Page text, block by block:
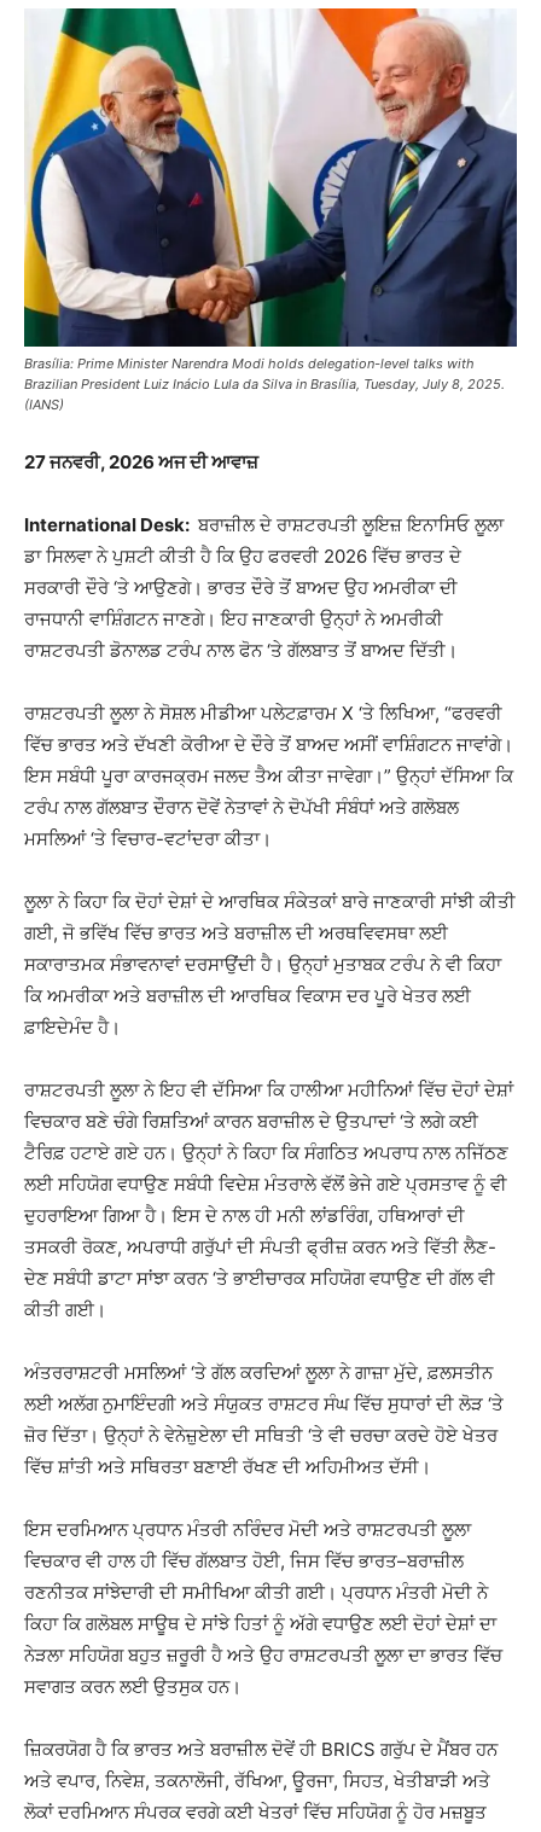
Brasília: Prime Minister Narendra Modi holds delegation-level talks with
Brazilian President Luiz Inácio Lula da Silva in Brasília, Tuesday, July 8, 2025.
(IANS)
27 ਜਨਵਰੀ, 2026 ਅਜ ਦੀ ਆਵਾਜ਼
International Desk: ਬਰਾਜ਼ੀਲ ਦੇ ਰਾਸ਼ਟਰਪਤੀ ਲੂਇਜ਼ ਇਨਾਸਿਓ ਲੂਲਾ
ਡਾ ਸਿਲਵਾ ਨੇ ਪੁਸ਼ਟੀ ਕੀਤੀ ਹੈ ਕਿ ਉਹ ਫਰਵਰੀ 2026 ਵਿੱਚ ਭਾਰਤ ਦੇ
ਸਰਕਾਰੀ ਦੌਰੇ ‘ਤੇ ਆਉਣਗੇ। ਭਾਰਤ ਦੌਰੇ ਤੋਂ ਬਾਅਦ ਉਹ ਅਮਰੀਕਾ ਦੀ
ਰਾਜਧਾਨੀ ਵਾਸ਼ਿੰਗਟਨ ਜਾਣਗੇ। ਇਹ ਜਾਣਕਾਰੀ ਉਨ੍ਹਾਂ ਨੇ ਅਮਰੀਕੀ
ਰਾਸ਼ਟਰਪਤੀ ਡੋਨਾਲਡ ਟਰੰਪ ਨਾਲ ਫੋਨ ‘ਤੇ ਗੱਲਬਾਤ ਤੋਂ ਬਾਅਦ ਦਿੱਤੀ।
ਰਾਸ਼ਟਰਪਤੀ ਲੂਲਾ ਨੇ ਸੋਸ਼ਲ ਮੀਡੀਆ ਪਲੇਟਫ਼ਾਰਮ X ‘ਤੇ ਲਿਖਿਆ, “ਫਰਵਰੀ
ਵਿੱਚ ਭਾਰਤ ਅਤੇ ਦੱਖਣੀ ਕੋਰੀਆ ਦੇ ਦੌਰੇ ਤੋਂ ਬਾਅਦ ਅਸੀਂ ਵਾਸ਼ਿੰਗਟਨ ਜਾਵਾਂਗੇ।
ਇਸ ਸਬੰਧੀ ਪੂਰਾ ਕਾਰਜਕ੍ਰਮ ਜਲਦ ਤੈਅ ਕੀਤਾ ਜਾਵੇਗਾ।” ਉਨ੍ਹਾਂ ਦੱਸਿਆ ਕਿ
ਟਰੰਪ ਨਾਲ ਗੱਲਬਾਤ ਦੌਰਾਨ ਦੋਵੇਂ ਨੇਤਾਵਾਂ ਨੇ ਦੋਪੱਖੀ ਸੰਬੰਧਾਂ ਅਤੇ ਗਲੋਬਲ
ਮਸਲਿਆਂ ‘ਤੇ ਵਿਚਾਰ-ਵਟਾਂਦਰਾ ਕੀਤਾ।
ਲੂਲਾ ਨੇ ਕਿਹਾ ਕਿ ਦੋਹਾਂ ਦੇਸ਼ਾਂ ਦੇ ਆਰਥਿਕ ਸੰਕੇਤਕਾਂ ਬਾਰੇ ਜਾਣਕਾਰੀ ਸਾਂਝੀ ਕੀਤੀ
ਗਈ, ਜੋ ਭਵਿੱਖ ਵਿੱਚ ਭਾਰਤ ਅਤੇ ਬਰਾਜ਼ੀਲ ਦੀ ਅਰਥਵਿਵਸਥਾ ਲਈ
ਸਕਾਰਾਤਮਕ ਸੰਭਾਵਨਾਵਾਂ ਦਰਸਾਉਂਦੀ ਹੈ। ਉਨ੍ਹਾਂ ਮੁਤਾਬਕ ਟਰੰਪ ਨੇ ਵੀ ਕਿਹਾ
ਕਿ ਅਮਰੀਕਾ ਅਤੇ ਬਰਾਜ਼ੀਲ ਦੀ ਆਰਥਿਕ ਵਿਕਾਸ ਦਰ ਪੂਰੇ ਖੇਤਰ ਲਈ
ਫ਼ਾਇਦੇਮੰਦ ਹੈ।
ਰਾਸ਼ਟਰਪਤੀ ਲੂਲਾ ਨੇ ਇਹ ਵੀ ਦੱਸਿਆ ਕਿ ਹਾਲੀਆ ਮਹੀਨਿਆਂ ਵਿੱਚ ਦੋਹਾਂ ਦੇਸ਼ਾਂ
ਵਿਚਕਾਰ ਬਣੇ ਚੰਗੇ ਰਿਸ਼ਤਿਆਂ ਕਾਰਨ ਬਰਾਜ਼ੀਲ ਦੇ ਉਤਪਾਦਾਂ ‘ਤੇ ਲਗੇ ਕਈ
ਟੈਰਿਫ਼ ਹਟਾਏ ਗਏ ਹਨ। ਉਨ੍ਹਾਂ ਨੇ ਕਿਹਾ ਕਿ ਸੰਗਠਿਤ ਅਪਰਾਧ ਨਾਲ ਨਜਿੱਠਣ
ਲਈ ਸਹਿਯੋਗ ਵਧਾਉਣ ਸਬੰਧੀ ਵਿਦੇਸ਼ ਮੰਤਰਾਲੇ ਵੱਲੋਂ ਭੇਜੇ ਗਏ ਪ੍ਰਸਤਾਵ ਨੂੰ ਵੀ
ਦੁਹਰਾਇਆ ਗਿਆ ਹੈ। ਇਸ ਦੇ ਨਾਲ ਹੀ ਮਨੀ ਲਾਂਡਰਿੰਗ, ਹਥਿਆਰਾਂ ਦੀ
ਤਸਕਰੀ ਰੋਕਣ, ਅਪਰਾਧੀ ਗਰੁੱਪਾਂ ਦੀ ਸੰਪਤੀ ਫ੍ਰੀਜ਼ ਕਰਨ ਅਤੇ ਵਿੱਤੀ ਲੈਣ-
ਦੇਣ ਸਬੰਧੀ ਡਾਟਾ ਸਾਂਝਾ ਕਰਨ ‘ਤੇ ਭਾਈਚਾਰਕ ਸਹਿਯੋਗ ਵਧਾਉਣ ਦੀ ਗੱਲ ਵੀ
ਕੀਤੀ ਗਈ।
ਅੰਤਰਰਾਸ਼ਟਰੀ ਮਸਲਿਆਂ ‘ਤੇ ਗੱਲ ਕਰਦਿਆਂ ਲੂਲਾ ਨੇ ਗਾਜ਼ਾ ਮੁੱਦੇ, ਫ਼ਲਸਤੀਨ
ਲਈ ਅਲੱਗ ਨੁਮਾਇੰਦਗੀ ਅਤੇ ਸੰਯੁਕਤ ਰਾਸ਼ਟਰ ਸੰਘ ਵਿੱਚ ਸੁਧਾਰਾਂ ਦੀ ਲੋੜ ‘ਤੇ
ਜ਼ੋਰ ਦਿੱਤਾ। ਉਨ੍ਹਾਂ ਨੇ ਵੇਨੇਜ਼ੁਏਲਾ ਦੀ ਸਥਿਤੀ ‘ਤੇ ਵੀ ਚਰਚਾ ਕਰਦੇ ਹੋਏ ਖੇਤਰ
ਵਿੱਚ ਸ਼ਾਂਤੀ ਅਤੇ ਸਥਿਰਤਾ ਬਣਾਈ ਰੱਖਣ ਦੀ ਅਹਿਮੀਅਤ ਦੱਸੀ।
ਇਸ ਦਰਮਿਆਨ ਪ੍ਰਧਾਨ ਮੰਤਰੀ ਨਰਿੰਦਰ ਮੋਦੀ ਅਤੇ ਰਾਸ਼ਟਰਪਤੀ ਲੂਲਾ
ਵਿਚਕਾਰ ਵੀ ਹਾਲ ਹੀ ਵਿੱਚ ਗੱਲਬਾਤ ਹੋਈ, ਜਿਸ ਵਿੱਚ ਭਾਰਤ–ਬਰਾਜ਼ੀਲ
ਰਣਨੀਤਕ ਸਾਂਝੇਦਾਰੀ ਦੀ ਸਮੀਖਿਆ ਕੀਤੀ ਗਈ। ਪ੍ਰਧਾਨ ਮੰਤਰੀ ਮੋਦੀ ਨੇ
ਕਿਹਾ ਕਿ ਗਲੋਬਲ ਸਾਊਥ ਦੇ ਸਾਂਝੇ ਹਿਤਾਂ ਨੂੰ ਅੱਗੇ ਵਧਾਉਣ ਲਈ ਦੋਹਾਂ ਦੇਸ਼ਾਂ ਦਾ
ਨੇੜਲਾ ਸਹਿਯੋਗ ਬਹੁਤ ਜ਼ਰੂਰੀ ਹੈ ਅਤੇ ਉਹ ਰਾਸ਼ਟਰਪਤੀ ਲੂਲਾ ਦਾ ਭਾਰਤ ਵਿੱਚ
ਸਵਾਗਤ ਕਰਨ ਲਈ ਉਤਸੁਕ ਹਨ।
ਜ਼ਿਕਰਯੋਗ ਹੈ ਕਿ ਭਾਰਤ ਅਤੇ ਬਰਾਜ਼ੀਲ ਦੋਵੇਂ ਹੀ BRICS ਗਰੁੱਪ ਦੇ ਮੈਂਬਰ ਹਨ
ਅਤੇ ਵਪਾਰ, ਨਿਵੇਸ਼, ਤਕਨਾਲੋਜੀ, ਰੱਖਿਆ, ਊਰਜਾ, ਸਿਹਤ, ਖੇਤੀਬਾੜੀ ਅਤੇ
ਲੋਕਾਂ ਦਰਮਿਆਨ ਸੰਪਰਕ ਵਰਗੇ ਕਈ ਖੇਤਰਾਂ ਵਿੱਚ ਸਹਿਯੋਗ ਨੂੰ ਹੋਰ ਮਜ਼ਬੂਤ